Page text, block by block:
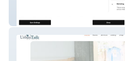
Denenberg Veterinary Psychiatry